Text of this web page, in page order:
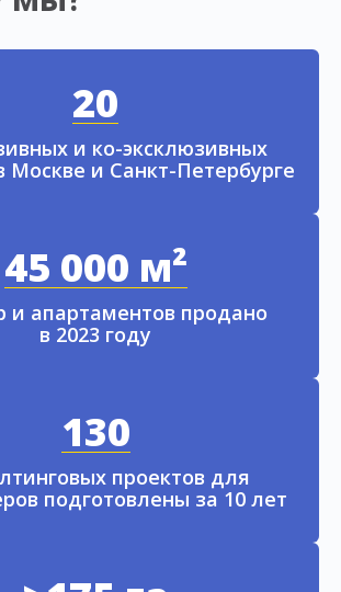
20
и ко-эксклюзивных
Москве и Санкт-Петербурге
45 000 м²
и апартаментов продано
в 2023 году
130
проектов для
подготовлены за 10 лет